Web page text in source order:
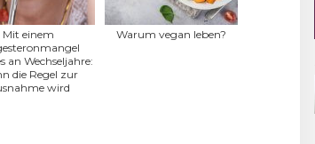
Mit einem
an Wechseljahre:
die Regel zur
wird
Warum vegan leben?